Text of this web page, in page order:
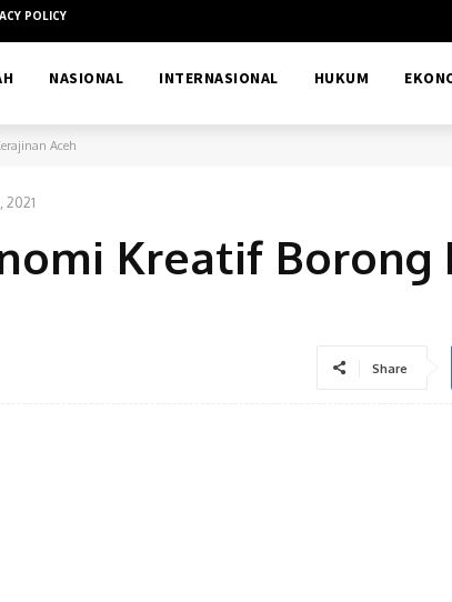
POLICY
NASIONAL INTERNASIONAL HUKUM
Aceh
2021
Kreatif Borong
Share